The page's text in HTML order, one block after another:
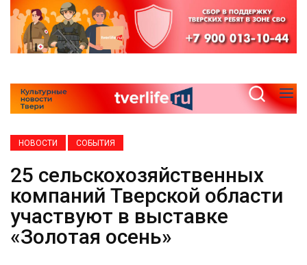
НОВОСТИ СОБЫТИЯ
25 сельскохозяйственных
компаний Тверской области
участвуют в выставке
«Золотая осень»